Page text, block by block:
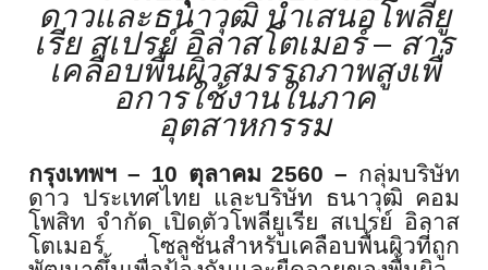
ดาวและธนาวุฒิ นำเสนอโพลียู
เรีย สเปรย์ อิลาสโตเมอร์– สาร
เคลือบพื้นผิวสมรรถภาพสูงเพื่
อการใช้งานในภาค
อุตสาหกรรม
กรุงเทพฯ – 10 ตุลาคม2560 – กลุ่มบริษัท
ดาว ประเทศไทย และบริษัท ธนาวุฒิ คอม
โพสิท จำกัด เปิดตัวโพลียูเรีย สเปรย์ อิลาส
โตเมอร์ โซลูชั่นสำหรับเคลือบพื้นผิวที่ถูก